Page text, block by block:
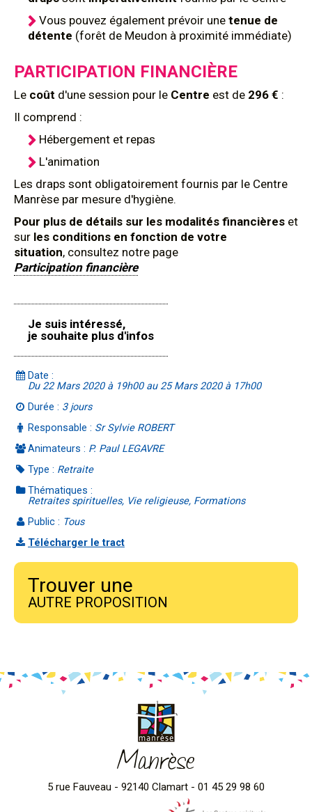
Vous pouvez également prévoir une tenue de
détente (forêt de Meudon à proximité immédiate)
PARTICIPATION FINANCIÈRE
Le coût d'une session pour le Centre est de 296 € :
Il comprend :
Hébergement et repas
L'animation
Les draps sont obligatoirement fournis par le Centre
Manrèse par mesure d'hygiène.
Pour plus de détails sur les modalités financières et
sur les conditions en fonction de votre
situation, consultez notre page
Participation financière
Je suis intéressé,
je souhaite plus d'infos
Date :
Du 22 Mars 2020 à 19h00 au 25 Mars 2020 à 17h00
Durée : 3 jours
Responsable : Sr Sylvie ROBERT
Animateurs : P. Paul LEGAVRE
Type : Retraite
Thématiques :
Retraites spirituelles, Vie religieuse, Formations
Public : Tous
Télécharger le tract
Trouver une
AUTRE PROPOSITION
Manrèse
5 rue Fauveau - 92140 Clamart - 01 45 29 98 60